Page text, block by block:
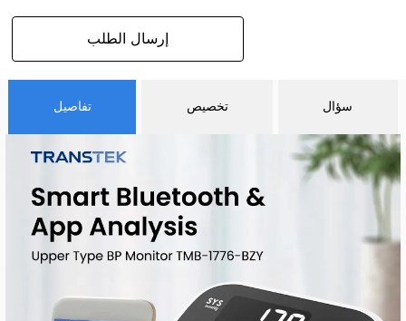
إرسال الطلب
تفاصيل تخصيص سؤال